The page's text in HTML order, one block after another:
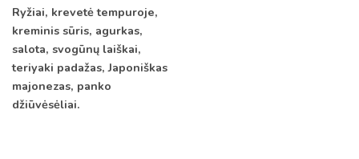
Ryžiai, krevetė tempuroje,
kreminis sūris, agurkas,
salota, svogūnų laiškai,
teriyaki padažas, Japoniškas
majonezas, panko
džiūvėsėliai.